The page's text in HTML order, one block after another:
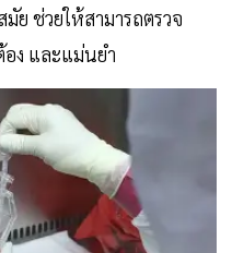
ย ช่วยให้สามารถตรวจ
อง และแม่นยำ